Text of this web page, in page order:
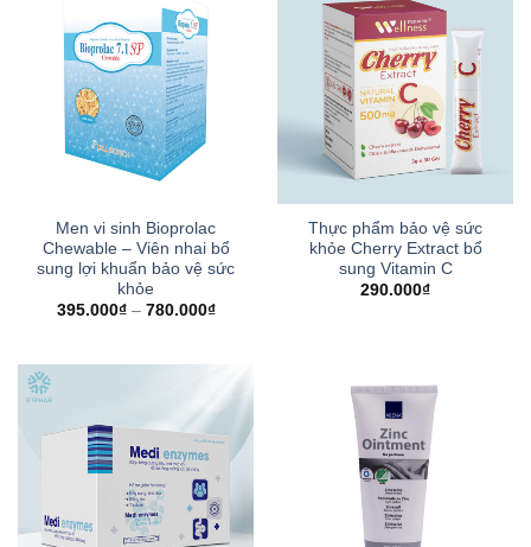
Men vi sinh Bioprolac
Chewable – Viên nhai bổ
sung lợi khuẩn bảo vệ sức
khỏe
395.000₫– 780.000₫
Thực phẩm bảo vệ sức
khỏe Cherry Extract bổ
sung Vitamin C
290.000₫